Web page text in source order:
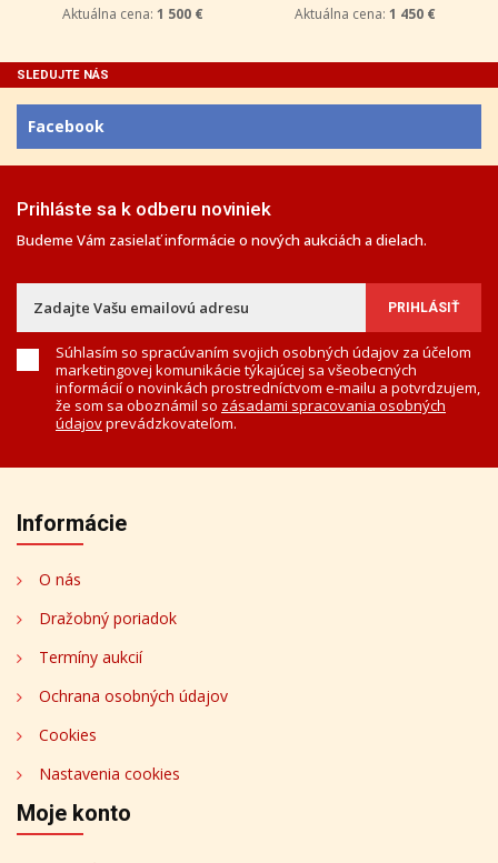
Aktuálna cena: 1 500 € Aktuálna cena: 1 450 €
SLEDUJTE NÁS
Facebook
Prihláste sa k odberu noviniek
Budeme Vám zasielať informácie o nových aukciách a dielach.
Súhlasím so spracúvaním svojich osobných údajov za účelom
marketingovej komunikácie týkajúcej sa všeobecných
informácií o novinkách prostredníctvom e-mailu a potvrdzujem,
že som sa oboznámil so zásadami spracovania osobných
údajovprevádzkovateľom.
Informácie
O nás
Dražobný poriadok
Termíny aukcií
Ochrana osobných údajov
Cookies
Nastavenia cookies
Moje konto